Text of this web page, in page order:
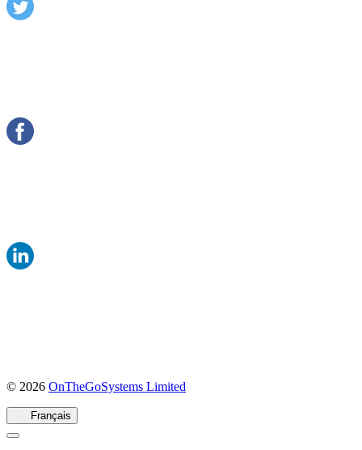
© 2026 OnTheGoSystems Limited
Français